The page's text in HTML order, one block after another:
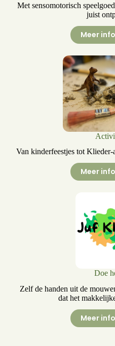
Met sensomotorisch
juist
Meer
Van kinderfeestjes tot
Meer
Doe
Zelf de handen uit de
dat het
Meer